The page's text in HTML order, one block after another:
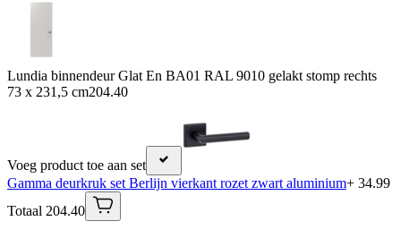
Lundia binnendeur Glat En BA01 RAL 9010 gelakt stomp rechts
73 x 231,5 cm204.40
Voeg product toe aan set
Gamma deurkruk set Berlijn vierkant rozet zwart aluminium+ 34.99
Totaal 204.40